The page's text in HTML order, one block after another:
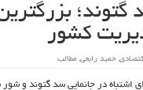
گتوند؛
کشور
,حمید رابعی, مطالب
اشتباه در جانمایی سد گتوند و